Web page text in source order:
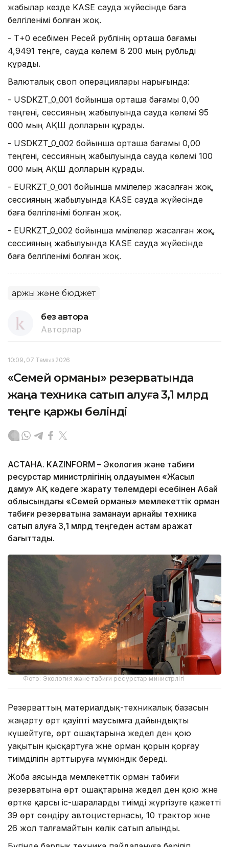
жабылар кезде KASE сауда жүйесінде баға
белгіленімі болған жоқ.
- Т+0 есебімен Ресей рублінің орташа бағамы
4,9491 теңге, сауда көлемі 8 200 мың рубльді
құрады.
Валюталық своп операциялары нарығында:
- USDKZT_0_001 бойынша орташа бағамы 0,00
теңгені, сессияның жабылуында сауда көлемі 95
000 мың АҚШ долларын құрады.
- USDKZT_0_002 бойынша орташа бағамы 0,00
теңгені, сессияның жабылуында сауда көлемі 100
000 мың АҚШ долларын құрады.
- EURKZT_0_001 бойынша мәмілелер жасалған жоқ,
сессияның жабылуында KASE сауда жүйесінде
баға белгіленімі болған жоқ.
- EURKZT_0_002 бойынша мәмілелер жасалған жоқ,
сессияның жабылуында KASE сауда жүйесінде
баға белгіленімі болған жоқ.
Қаржы және бюджет
без автора
Авторлар
10:09, 07 Тамыз 2026
«Семей орманы» резерватында
жаңа техника сатып алуға 3,1 млрд
теңге қаржы бөлінді
АСТАНА. KAZINFORM – Экология және табиғи
ресурстар министрлігінің қолдауымен «Жасыл
даму» АҚ кәдеге жарату төлемдері есебінен Абай
облысындағы «Семей орманы» мемлекеттік орман
табиғи резерватына заманауи арнайы техника
сатып алуға 3,1 млрд теңгеден астам қаражат
бағыттады.
Фото: Экология және табиғи ресурстар министрлігі
Резерваттың материалдық-техникалық базасын
жаңарту өрт қауіпті маусымға дайындықты
күшейтуге, өрт ошақтарына жедел ден қою
уақытын қысқартуға және орман қорын қорғау
тиімділігін арттыруға мүмкіндік береді.
Жоба аясында мемлекеттік орман табиғи
резерватына өрт ошақтарына жедел ден қою және
өртке қарсы іс-шараларды тиімді жүргізуге қажетті
39 өрт сөндіру автоцистернасы, 10 трактор және
26 жол талғамайтын көлік сатып алынды.